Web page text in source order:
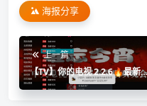
海报分享
上一篇
【TV】你的电视 2.2.6🔥最新
版⭕长久稳定电视直播✅附源